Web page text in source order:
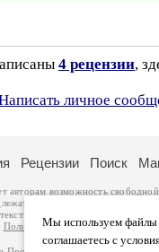
4 рецензии,
личное
Мы используем файлы
соглашаетесь с
Рецензии Поиск
авторам возможность
авторам и охраняются
произведений авторы
Политики обработки